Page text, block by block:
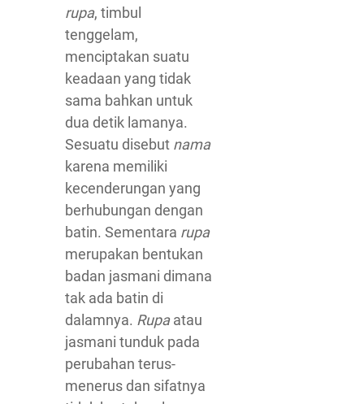
rupa, timbul
tenggelam,
menciptakan suatu
keadaan yang tidak
sama bahkan untuk
dua detik lamanya.
Sesuatu disebut nama
karena memiliki
kecenderungan yang
berhubungan dengan
batin. Sementara rupa
merupakan bentukan
badan jasmani dimana
tak ada batin di
dalamnya. Rupaatau
jasmani tunduk pada
perubahan terus-
menerus dan sifatnya